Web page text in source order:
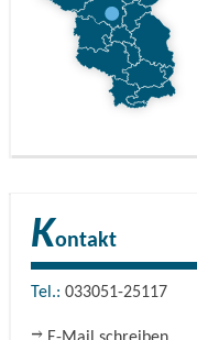
Kontakt
Tel.: 033051-25117